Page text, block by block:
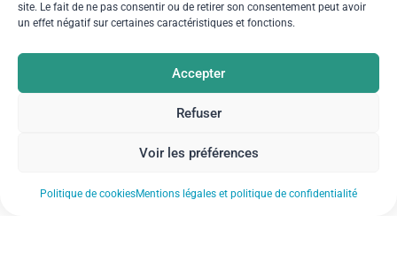
site. Le fait de ne pas consentir ou de retirer son consentement peut avoir
un effet négatif sur certaines caractéristiques et fonctions.
Accepter
Refuser
Voir les préférences
Politique de cookiesMentions légales et politique de confidentialité